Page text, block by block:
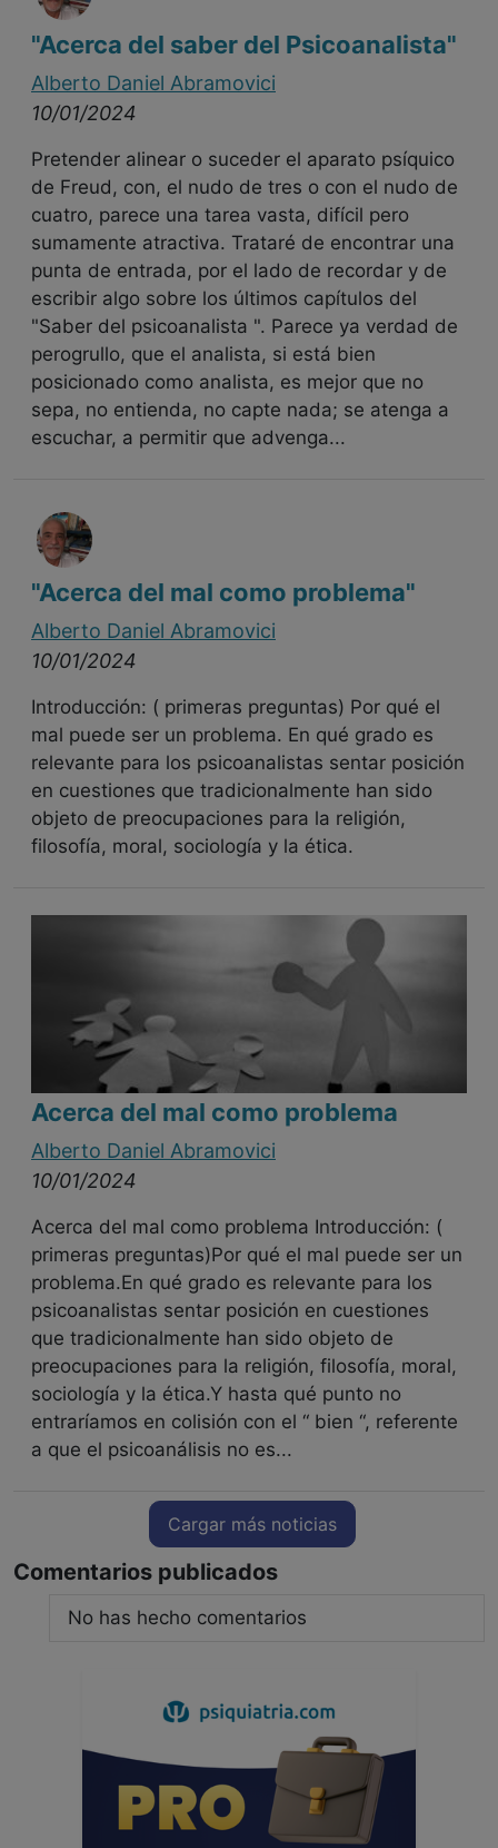
"Acerca del saber del Psicoanalista"
Alberto Daniel Abramovici
10/01/2024
Pretender alinear o suceder el aparato psíquico
de Freud, con, el nudo de tres o con el nudo de
cuatro, parece una tarea vasta, difícil pero
sumamente atractiva. Trataré de encontrar una
punta de entrada, por el lado de recordar y de
escribir algo sobre los últimos capítulos del
"Saber del psicoanalista ". Parece ya verdad de
perogrullo, que el analista, si está bien
posicionado como analista, es mejor que no
sepa, no entienda, no capte nada; se atenga a
escuchar, a permitir que advenga...
"Acerca del mal como problema"
Alberto Daniel Abramovici
10/01/2024
Introducción: ( primeras preguntas) Por qué el
mal puede ser un problema. En qué grado es
relevante para los psicoanalistas sentar posición
en cuestiones que tradicionalmente han sido
objeto de preocupaciones para la religión,
filosofía, moral, sociología y la ética.
Acerca del mal como problema
Alberto Daniel Abramovici
10/01/2024
Acerca del mal como problema Introducción: (
primeras preguntas)Por qué el mal puede ser un
problema.En qué grado es relevante para los
psicoanalistas sentar posición en cuestiones
que tradicionalmente han sido objeto de
preocupaciones para la religión, filosofía, moral,
sociología y la ética.Y hasta qué punto no
entraríamos en colisión con el “ bien “, referente
a que el psicoanálisis no es...
Cargar más noticias
Comentarios publicados
No has hecho comentarios